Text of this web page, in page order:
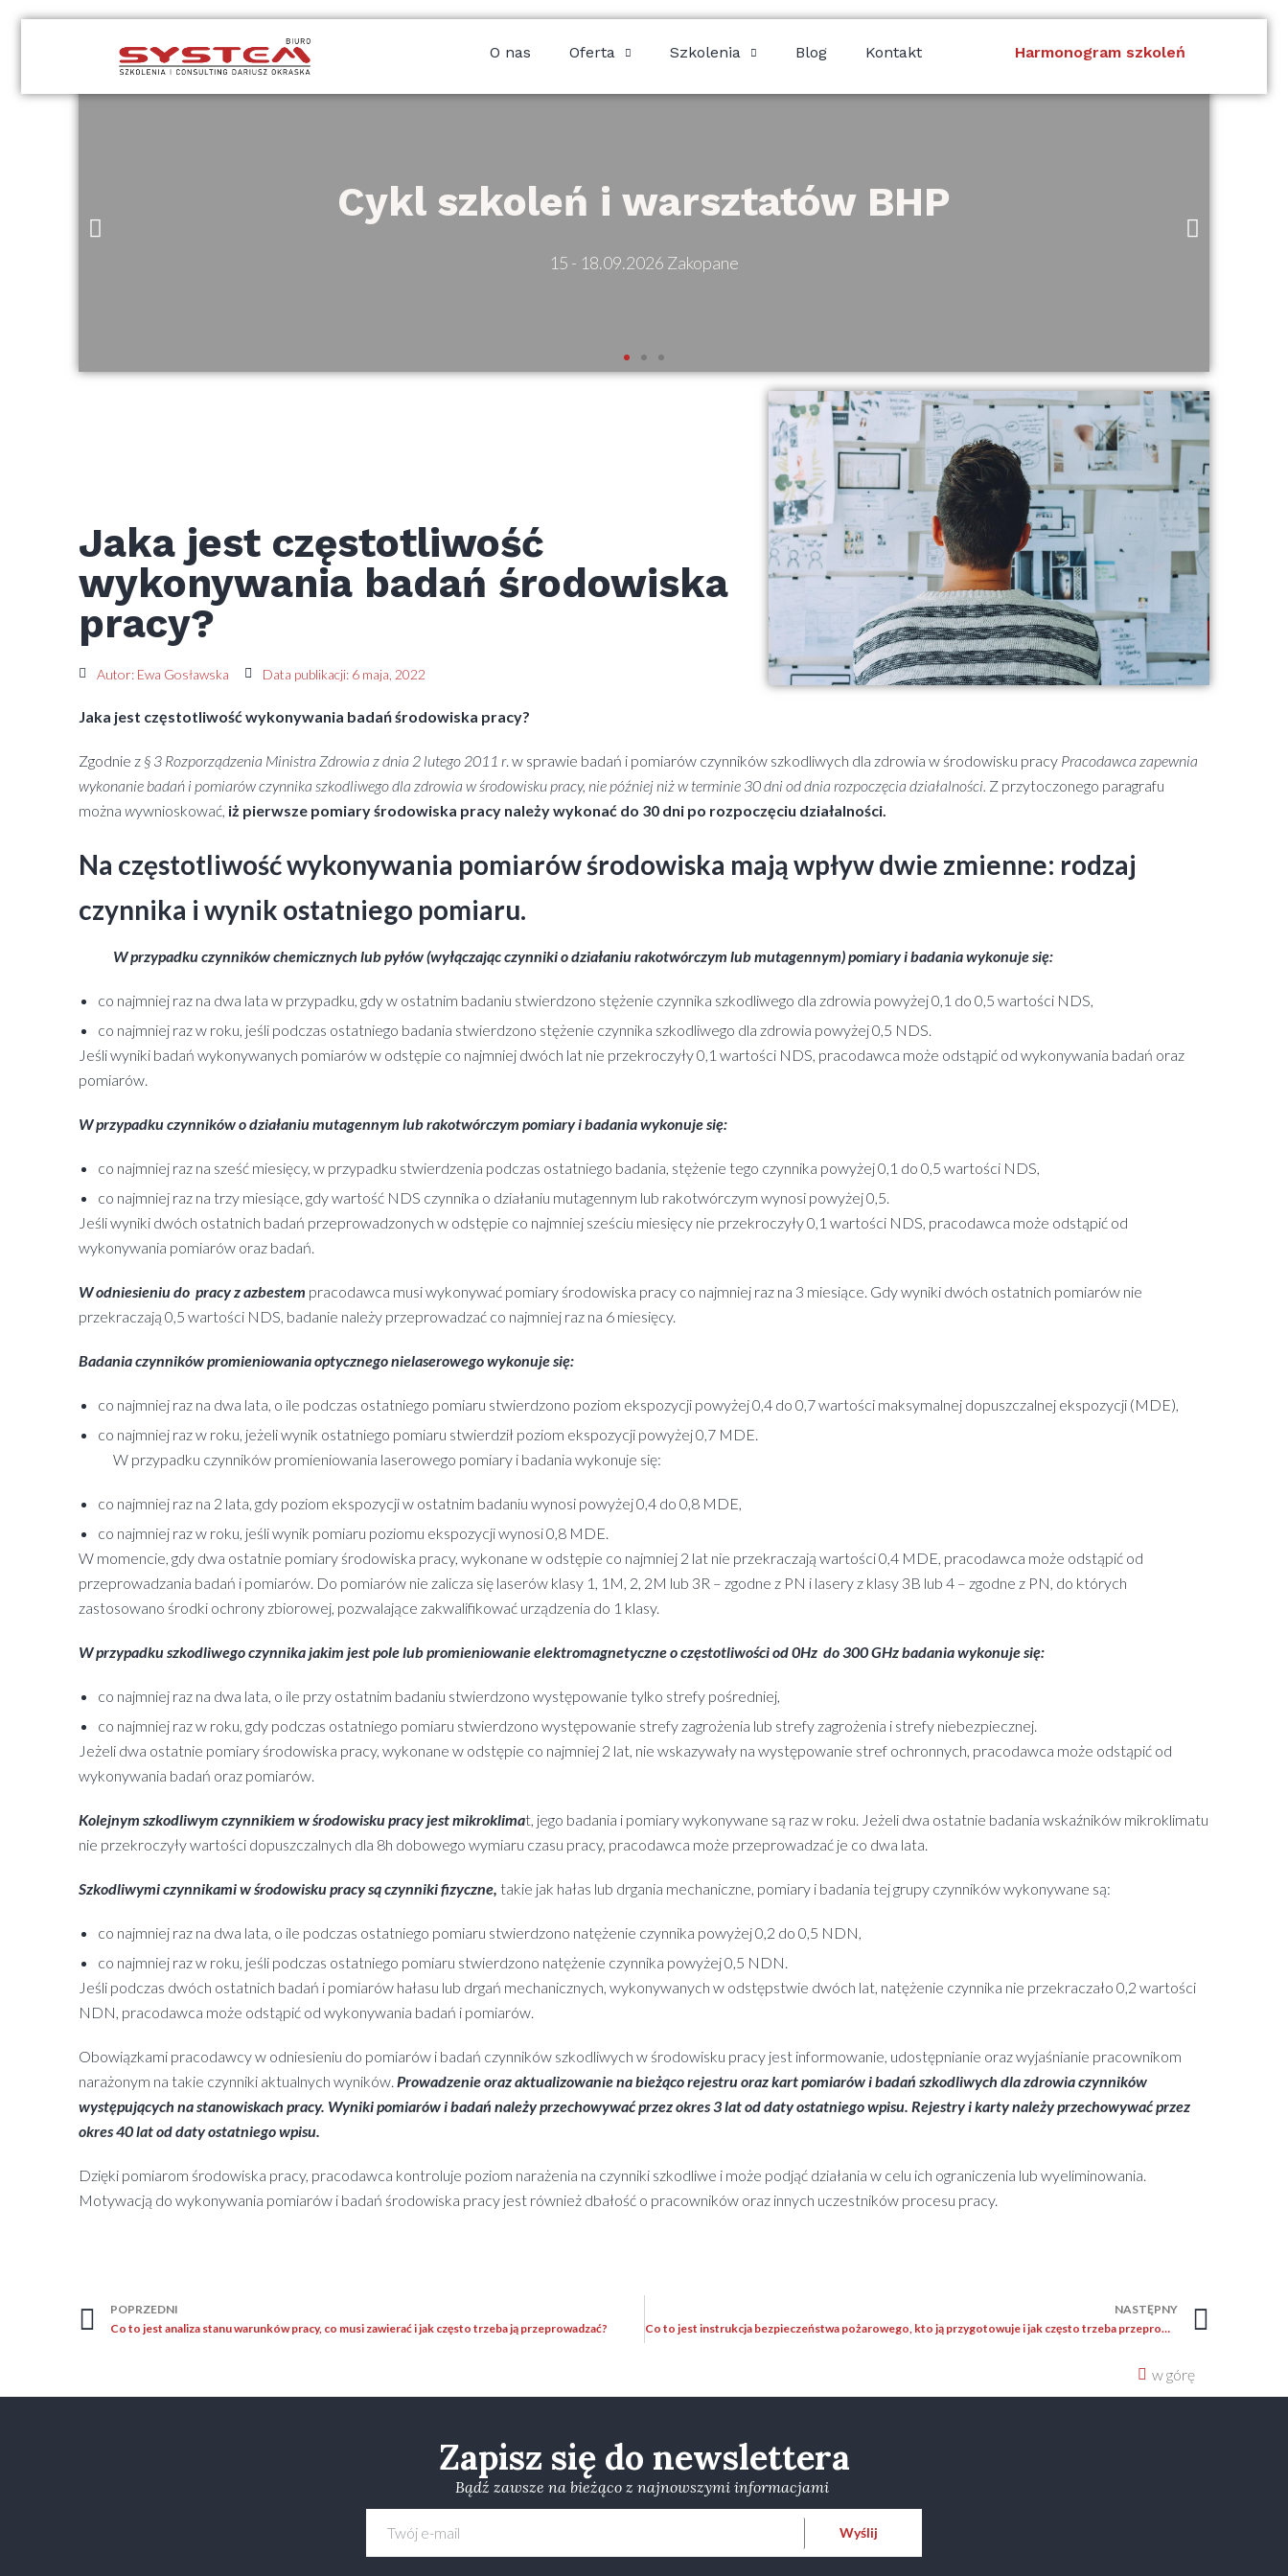
Przejdź
O nas Oferta Szkolenia Blog Kontakt Harmonogram szkoleń
Cykl szkoleń i warsztatów BHP
15 - 18.09.2026 Zakopane
Jaka jest częstotliwość
wykonywania badań środowiska
pracy?
Autor: Ewa Gosławska Data publikacji: 6 maja, 2022
Jaka jest częstotliwość wykonywania badań środowiska pracy?
Zgodnie z § 3 Rozporządzenia Ministra Zdrowia z dnia 2 lutego 2011 r. w sprawie badań i pomiarów czynników szkodliwych dla zdrowia w środowisku pracy Pracodawca zapewnia
wykonanie badań i pomiarów czynnika szkodliwego dla zdrowia w środowisku pracy, nie później niż w terminie 30 dni od dnia rozpoczęcia działalności. Z przytoczonego paragrafu
można wywnioskować, iż pierwsze pomiary środowiska pracy należy wykonać do 30 dni po rozpoczęciu działalności.
Na częstotliwość wykonywania pomiarów środowiska mają wpływ dwie zmienne: rodzaj
czynnika i wynik ostatniego pomiaru.
W przypadku czynników chemicznych lub pyłów (wyłączając czynniki o działaniu rakotwórczym lub mutagennym) pomiary i badania wykonuje się:
co najmniej raz na dwa lata w przypadku, gdy w ostatnim badaniu stwierdzono stężenie czynnika szkodliwego dla zdrowia powyżej 0,1 do 0,5 wartości NDS,
co najmniej raz w roku, jeśli podczas ostatniego badania stwierdzono stężenie czynnika szkodliwego dla zdrowia powyżej 0,5 NDS.
Jeśli wyniki badań wykonywanych pomiarów w odstępie co najmniej dwóch lat nie przekroczyły 0,1 wartości NDS, pracodawca może odstąpić od wykonywania badań oraz
pomiarów.
W przypadku czynników o działaniu mutagennym lub rakotwórczym pomiary i badania wykonuje się:
co najmniej raz na sześć miesięcy, w przypadku stwierdzenia podczas ostatniego badania, stężenie tego czynnika powyżej 0,1 do 0,5 wartości NDS,
co najmniej raz na trzy miesiące, gdy wartość NDS czynnika o działaniu mutagennym lub rakotwórczym wynosi powyżej 0,5.
Jeśli wyniki dwóch ostatnich badań przeprowadzonych w odstępie co najmniej sześciu miesięcy nie przekroczyły 0,1 wartości NDS, pracodawca może odstąpić od
wykonywania pomiarów oraz badań.
W odniesieniu do pracy z azbestem pracodawca musi wykonywać pomiary środowiska pracy co najmniej raz na 3 miesiące. Gdy wyniki dwóch ostatnich pomiarów nie
przekraczają 0,5 wartości NDS, badanie należy przeprowadzać co najmniej raz na 6 miesięcy.
Badania czynników promieniowania optycznego nielaserowego wykonuje się:
co najmniej raz na dwa lata, o ile podczas ostatniego pomiaru stwierdzono poziom ekspozycji powyżej 0,4 do 0,7 wartości maksymalnej dopuszczalnej ekspozycji (MDE),
co najmniej raz w roku, jeżeli wynik ostatniego pomiaru stwierdził poziom ekspozycji powyżej 0,7 MDE.
W przypadku czynników promieniowania laserowego pomiary i badania wykonuje się:
co najmniej raz na 2 lata, gdy poziom ekspozycji w ostatnim badaniu wynosi powyżej 0,4 do 0,8 MDE,
co najmniej raz w roku, jeśli wynik pomiaru poziomu ekspozycji wynosi 0,8 MDE.
W momencie, gdy dwa ostatnie pomiary środowiska pracy, wykonane w odstępie co najmniej 2 lat nie przekraczają wartości 0,4 MDE, pracodawca może odstąpić od
przeprowadzania badań i pomiarów. Do pomiarów nie zalicza się laserów klasy 1, 1M, 2, 2M lub 3R – zgodne z PN i lasery z klasy 3B lub 4 – zgodne z PN, do których
zastosowano środki ochrony zbiorowej, pozwalające zakwalifikować urządzenia do 1 klasy.
W przypadku szkodliwego czynnika jakim jest pole lub promieniowanie elektromagnetyczne o częstotliwości od 0Hz do 300 GHz badania wykonuje się:
co najmniej raz na dwa lata, o ile przy ostatnim badaniu stwierdzono występowanie tylko strefy pośredniej,
co najmniej raz w roku, gdy podczas ostatniego pomiaru stwierdzono występowanie strefy zagrożenia lub strefy zagrożenia i strefy niebezpiecznej.
Jeżeli dwa ostatnie pomiary środowiska pracy, wykonane w odstępie co najmniej 2 lat, nie wskazywały na występowanie stref ochronnych, pracodawca może odstąpić od
wykonywania badań oraz pomiarów.
Kolejnym szkodliwym czynnikiem w środowisku pracy jest mikroklimat, jego badania i pomiary wykonywane są raz w roku. Jeżeli dwa ostatnie badania wskaźników mikroklimatu
nie przekroczyły wartości dopuszczalnych dla 8h dobowego wymiaru czasu pracy, pracodawca może przeprowadzać je co dwa lata.
Szkodliwymi czynnikami w środowisku pracy są czynniki fizyczne, takie jak hałas lub drgania mechaniczne, pomiary i badania tej grupy czynników wykonywane są:
co najmniej raz na dwa lata, o ile podczas ostatniego pomiaru stwierdzono natężenie czynnika powyżej 0,2 do 0,5 NDN,
co najmniej raz w roku, jeśli podczas ostatniego pomiaru stwierdzono natężenie czynnika powyżej 0,5 NDN.
Jeśli podczas dwóch ostatnich badań i pomiarów hałasu lub drgań mechanicznych, wykonywanych w odstępstwie dwóch lat, natężenie czynnika nie przekraczało 0,2 wartości
NDN, pracodawca może odstąpić od wykonywania badań i pomiarów.
Obowiązkami pracodawcy w odniesieniu do pomiarów i badań czynników szkodliwych w środowisku pracy jest informowanie, udostępnianie oraz wyjaśnianie pracownikom
narażonym na takie czynniki aktualnych wyników. Prowadzenie oraz aktualizowanie na bieżąco rejestru oraz kart pomiarów i badań szkodliwych dla zdrowia czynników
występujących na stanowiskach pracy. Wyniki pomiarów i badań należy przechowywać przez okres 3 lat od daty ostatniego wpisu. Rejestry i karty należy przechowywać przez
okres 40 lat od daty ostatniego wpisu.
Dzięki pomiarom środowiska pracy, pracodawca kontroluje poziom narażenia na czynniki szkodliwe i może podjąć działania w celu ich ograniczenia lub wyeliminowania.
Motywacją do wykonywania pomiarów i badań środowiska pracy jest również dbałość o pracowników oraz innych uczestników procesu pracy.
POPRZEDNI
Co to jest analiza stanu warunków pracy, co musi zawierać i jak często trzeba ją przeprowadzać?
NASTĘPNY
Co to jest instrukcja bezpieczeństwa pożarowego, kto ją przygotowuje i jak często trzeba przeprowadzać jej aktualizację?
w górę
Zapisz się do newslettera
Bądź zawsze na bieżąco z najnowszymi informacjami
Wyślij